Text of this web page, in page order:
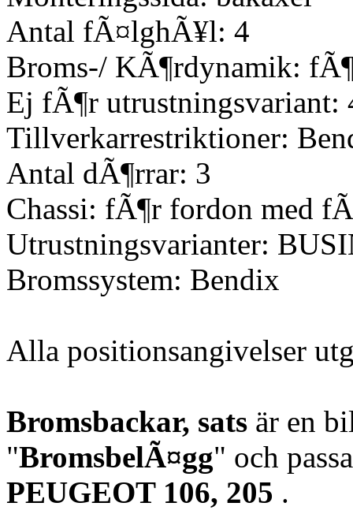
Antal fÃ¤lghÃ¥l: 4
Broms-/ KÃ¶rdynamik:
Ej fÃ¶r utrustningsvariant:
Tillverkarrestriktioner:
Antal dÃ¶rrar: 3
Chassi: fÃ¶r fordon med
Utrustningsvarianter:
Bromssystem: Bendix
Alla positionsangivelser
Bromsbackar, sats är en
"BromsbelÃ¤gg" och
PEUGEOT 106, 205 .